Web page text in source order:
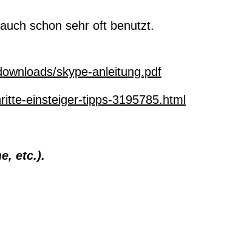
schon sehr oft benutzt.
skype-anleitung.pdf
einsteiger-tipps-3195785.html
etc.).